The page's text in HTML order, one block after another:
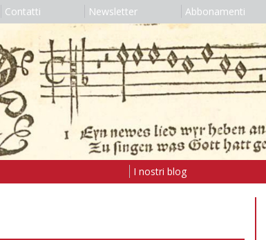
Contatti Newsletter Abbonamenti
I nostri blog